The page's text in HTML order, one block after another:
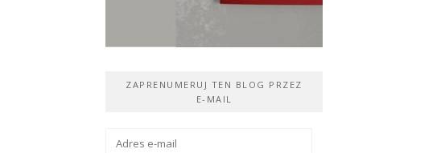
ZAPRENUMERUJ TEN BLOG PRZEZ
E-MAIL
Adres